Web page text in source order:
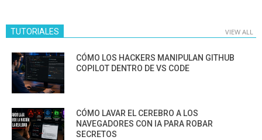
TUTORIALES VIEW ALL
CÓMO LOS HACKERS MANIPULAN GITHUB
COPILOT DENTRO DE VS CODE
CÓMO LAVAR EL CEREBRO A LOS
NAVEGADORES CON IA PARA ROBAR
SECRETOS